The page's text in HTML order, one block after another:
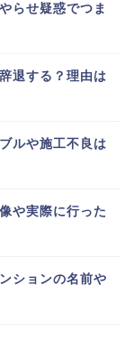
らせ疑惑でつま
退する？理由は
ルや施工不良は
や実際に行った
ションの名前や